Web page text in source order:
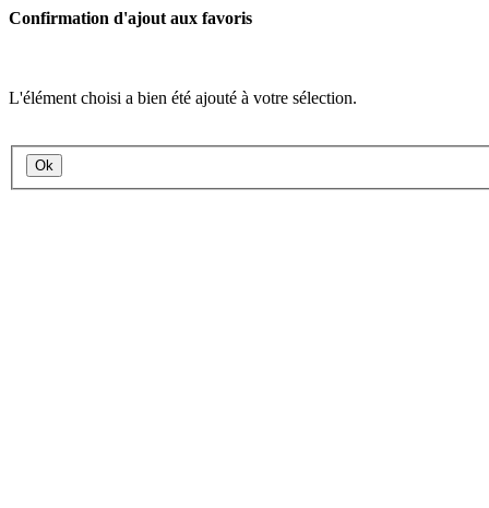
Confirmation d'ajout aux favoris
L'élément choisi a bien été ajouté à votre sélection.